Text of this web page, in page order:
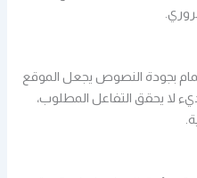
بجودة النصوص يجعل الموقع
لا يحقق التفاعل المطلوب،